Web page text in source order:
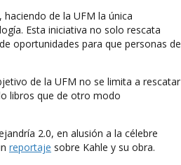
de la UFM la única
Esta iniciativa no solo rescata
oportunidades para que personas de
de la UFM no se limita a rescatar
libros que de otro modo
2.0, en alusión a la célebre
reportaje sobre Kahle y su obra.